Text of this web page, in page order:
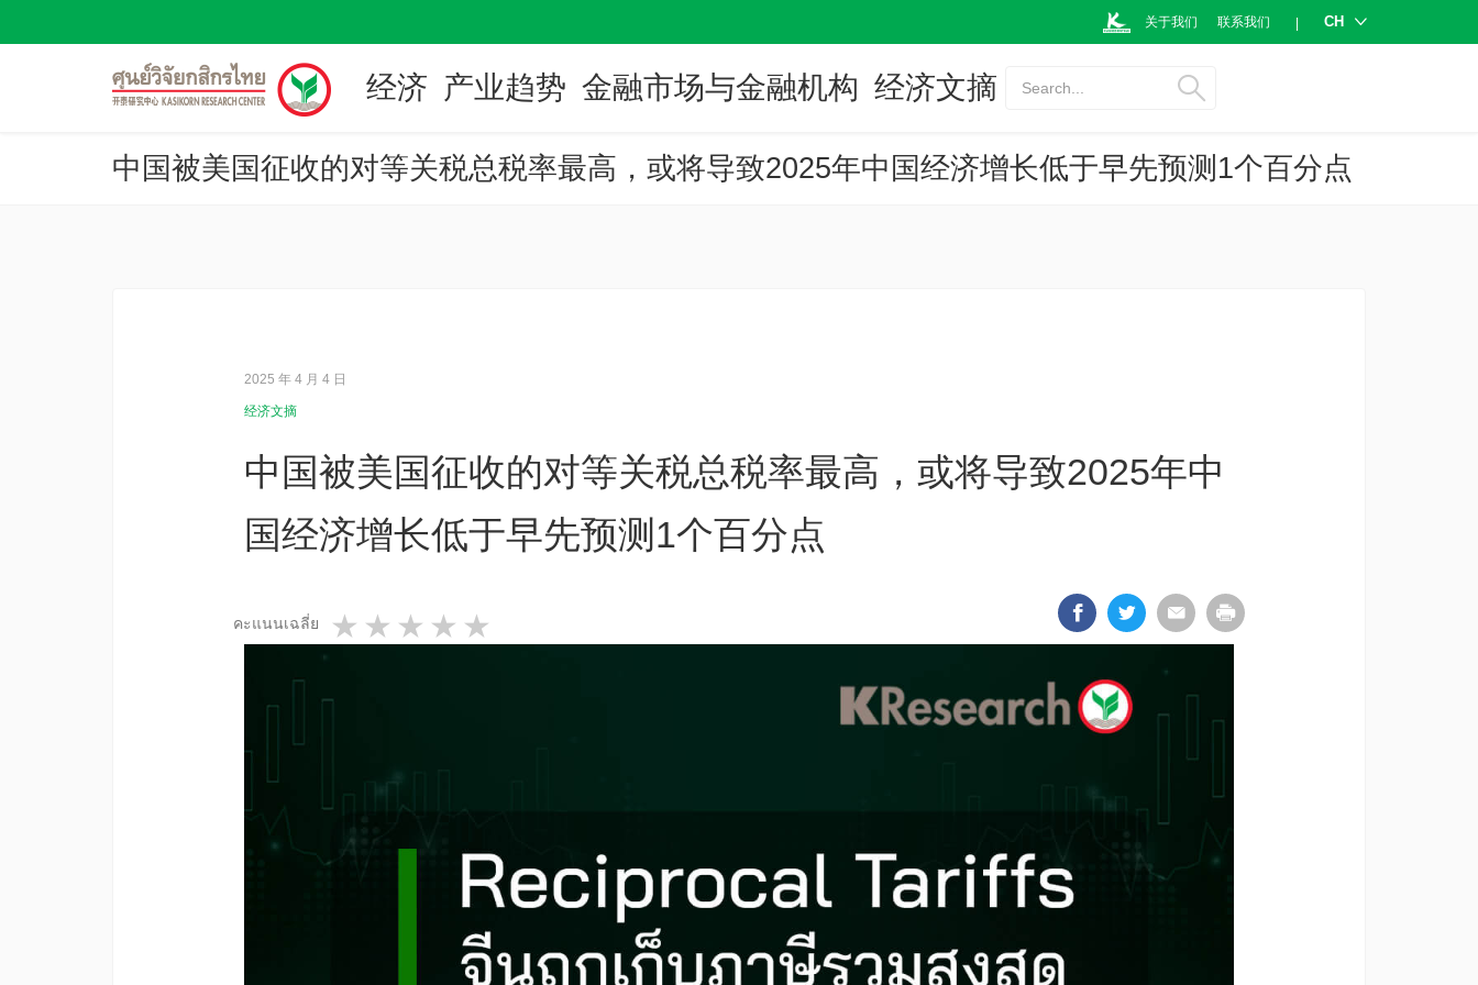
关于我们 联系我们 | CH
经济 产业趋势 金融市场与金融机构 经济文摘 Search...
中国被美国征收的对等关税总税率最高，或将导致2025年中国经济增长低于早先预测1个百分点
2025 年 4 月 4 日
经济文摘
中国被美国征收的对等关税总税率最高，或将导致2025年中
国经济增长低于早先预测1个百分点
คะแนนเฉลี่ย 4 stars
3 stars
2 stars
1 star